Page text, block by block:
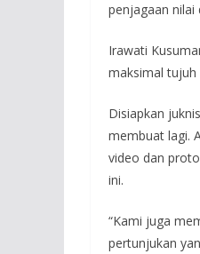
penjagaan nilai
Irawati
maksimal tujuh
Disiapkan
membuat lagi.
video dan
ini.
“Kami juga
pertunjukan